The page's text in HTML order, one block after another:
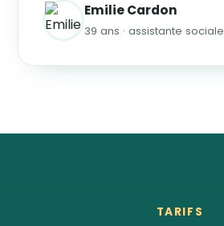
Emilie Cardon
39 ans · assistante sociale
TARIFS